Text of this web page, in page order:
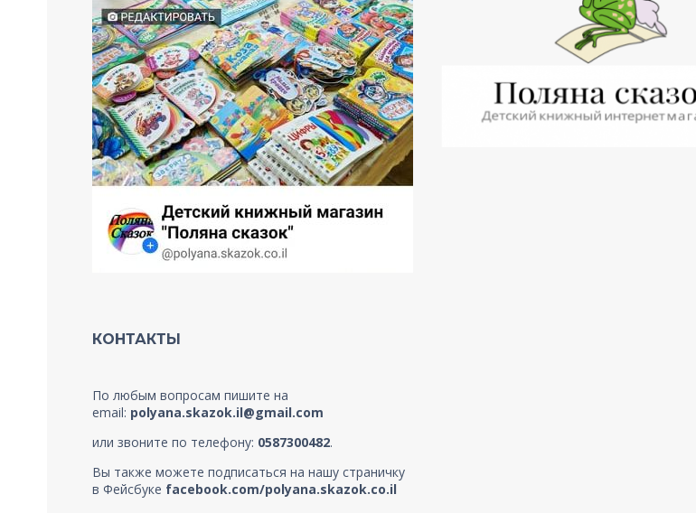
КОНТАКТЫ
По любым вопросам пишите на
email: polyana.skazok.il@gmail.com
или звоните по телефону: 0587300482.
Вы также можете подписаться на нашу страничку
в Фейсбуке facebook.com/polyana.skazok.co.il